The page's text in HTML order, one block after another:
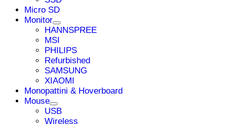
Micro SD
Monitor
HANNSPREE
MSI
PHILIPS
Refurbished
SAMSUNG
XIAOMI
Monopattini & Hoverboard
Mouse
USB
Wireless